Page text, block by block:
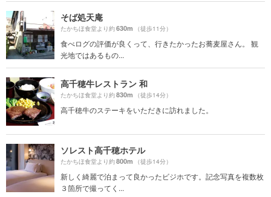
そば処天庵
たかちほ食堂より約630m （徒歩11分）
食べログの評価が良くって、行きたかったお蕎麦屋さん。 観
光地ではあるもの...
高千穂牛レストラン 和
たかちほ食堂より約830m （徒歩14分）
高千穂牛のステーキをいただきに訪れました。
ソレスト高千穂ホテル
たかちほ食堂より約800m （徒歩14分）
新しく綺麗で泊まって良かったビジホです。記念写真を複数枚
３箇所で撮ってく...